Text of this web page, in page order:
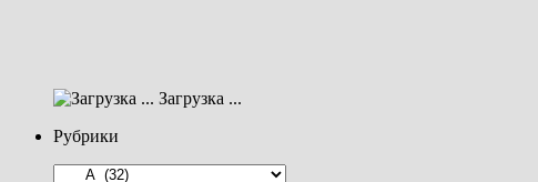
Загрузка ...
Рубрики
Рубрики